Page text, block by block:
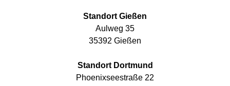
Standort Gießen
Aulweg 35
35392 Gießen
Standort Dortmund
Phoenixseestraße 22